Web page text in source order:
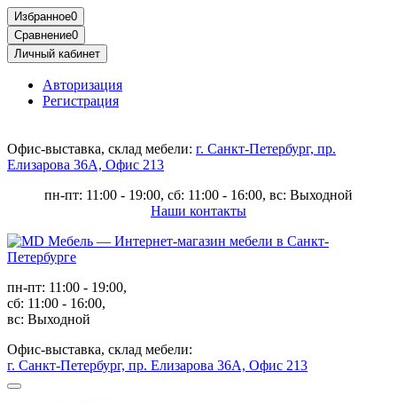
Избранное0
Сравнение0
Личный кабинет
Авторизация
Регистрация
Офис-выставка, склад мебели: г. Санкт-Петербург, пр.
Елизарова 36А, Офис 213
пн-пт: 11:00 - 19:00, сб: 11:00 - 16:00, вс: Выходной
Наши контакты
пн-пт: 11:00 - 19:00,
сб: 11:00 - 16:00,
вс: Выходной
Офис-выставка, склад мебели:
г. Санкт-Петербург, пр. Елизарова 36А, Офис 213